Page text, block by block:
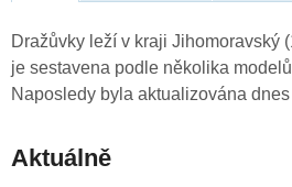
Dražůvky leží v kraji Jihomoravský
je sestavena podle několika
Naposledy byla aktualizována dnes
Aktuálně